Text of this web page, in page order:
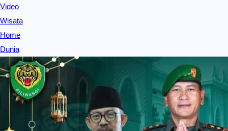
Video
Wisata
Home
Dunia